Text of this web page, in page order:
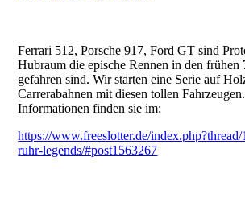
Ferrari 512, Porsche 917, Ford GT sind
Hubraum die epische Rennen in den frühen
gefahren sind. Wir starten eine Serie auf
Carrerabahnen mit diesen tollen
Informationen finden sie im:
https://www.freeslotter.de/
ruhr-legends/#post1563267